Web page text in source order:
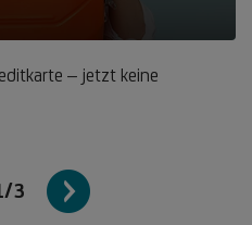
– jetzt keine
3